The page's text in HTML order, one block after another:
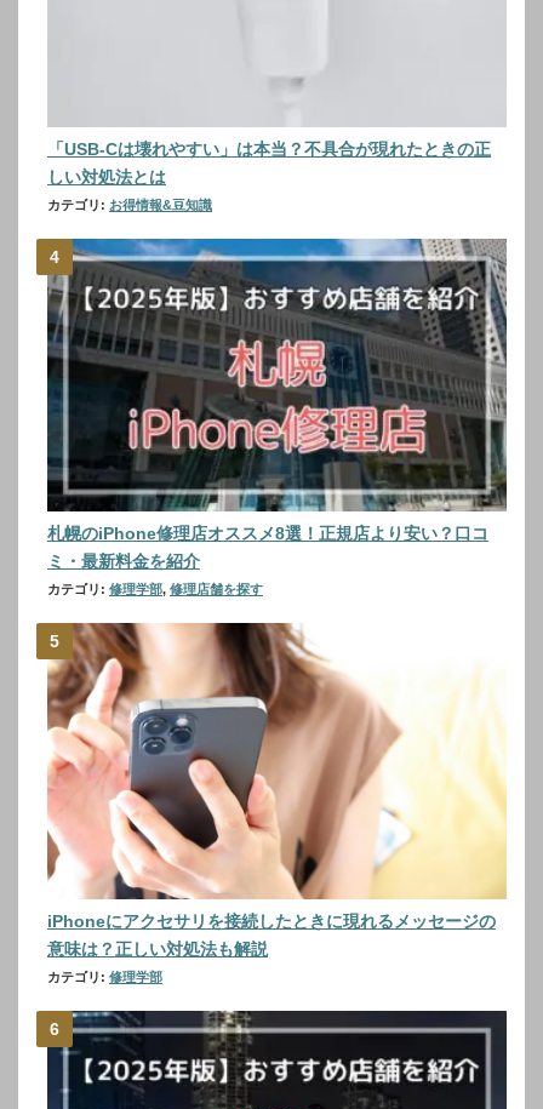
「USB-Cは壊れやすい」は本当？不具合が現れたときの正
しい対処法とは
カテゴリ: お得情報&豆知識
札幌のiPhone修理店オススメ8選！正規店より安い？口コ
ミ・最新料金を紹介
カテゴリ: 修理学部, 修理店舗を探す
iPhoneにアクセサリを接続したときに現れるメッセージの
意味は？正しい対処法も解説
カテゴリ: 修理学部